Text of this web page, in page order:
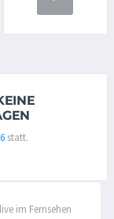
statt.
im Fernsehen